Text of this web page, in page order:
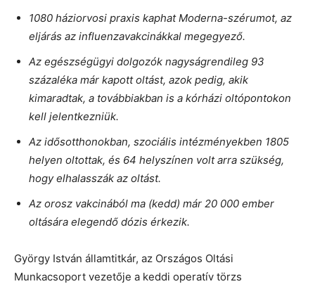
1080 háziorvosi praxis kaphat Moderna-szérumot, az
eljárás az influenzavakcinákkal megegyező.
Az egészségügyi dolgozók nagyságrendileg 93
százaléka már kapott oltást, azok pedig, akik
kimaradtak, a továbbiakban is a kórházi oltópontokon
kell jelentkezniük.
Az idősotthonokban, szociális intézményekben 1805
helyen oltottak, és 64 helyszínen volt arra szükség,
hogy elhalasszák az oltást.
Az orosz vakcinából ma (kedd) már 20 000 ember
oltására elegendő dózis érkezik.
György István államtitkár, az Országos Oltási
Munkacsoport vezetője a keddi operatív törzs